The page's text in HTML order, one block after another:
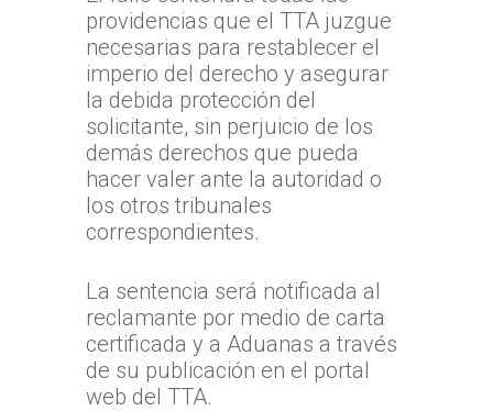
providencias que el TTA juzgue
necesarias para restablecer el
imperio del derecho y asegurar
la debida protección del
solicitante, sin perjuicio de los
demás derechos que pueda
hacer valer ante la autoridad o
los otros tribunales
correspondientes.
La sentencia será notificada al
reclamante por medio de carta
certificada y a Aduanas a través
de su publicación en el portal
web del TTA.